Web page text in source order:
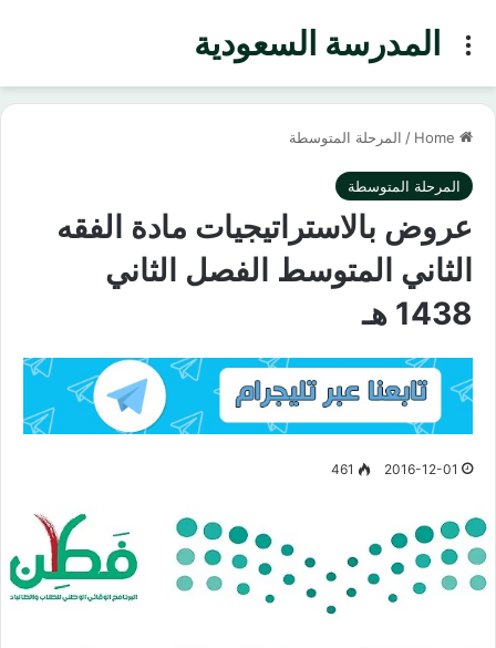
المدرسة السعوديةMenu
/ المرحلة المتوسطة
المرحلة المتوسطة
عروض بالاستراتيجيات مادة الفقه
الثاني المتوسط الفصل الثاني
1438 هـ
2016-12-01
461